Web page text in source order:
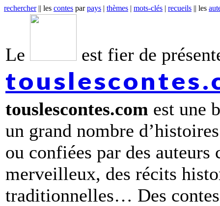
rechercher|| les contes parpays | thèmes | mots-clés | recueils || les
Le est fier de
touslescontes.com est une
un grand nombre
ou confiées par des
merveilleux, des récits
traditionnelles… Des